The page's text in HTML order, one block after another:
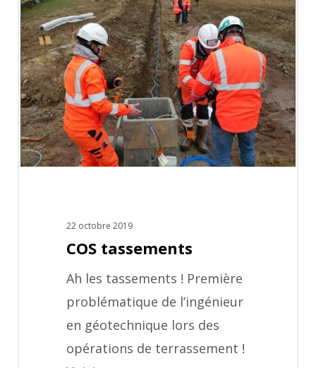
tassements
22 octobre 2019
COS tassements
Ah les tassements ! Première
problématique de l’ingénieur
en géotechnique lors des
opérations de terrassement !